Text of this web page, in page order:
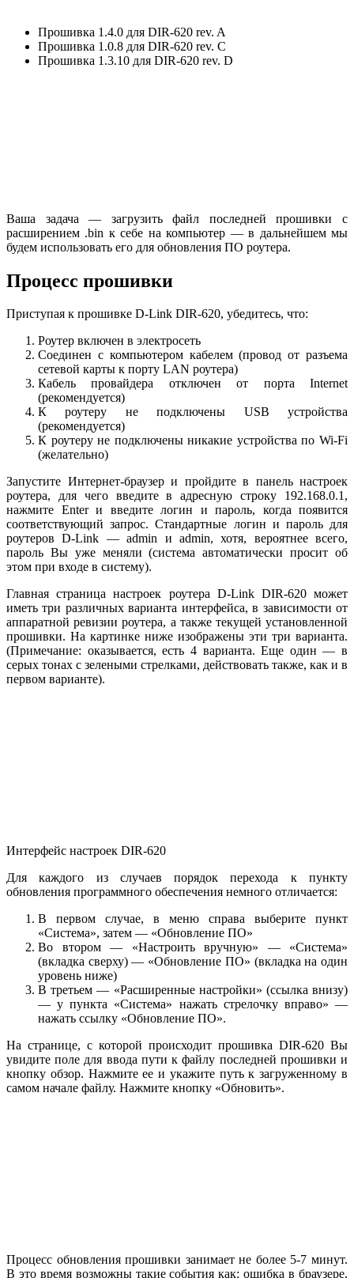
Прошивка 1.4.0 для DIR-620 rev. A
Прошивка 1.0.8 для DIR-620 rev. C
Прошивка 1.3.10 для DIR-620 rev. D
Ваша задача — загрузить файл последней прошивки с
расширением .bin к себе на компьютер — в дальнейшем мы
будем использовать его для обновления ПО роутера.
Процесс прошивки
Приступая к прошивке D-Link DIR-620, убедитесь, что:
Роутер включен в электросеть
Соединен с компьютером кабелем (провод от разъема
сетевой карты к порту LAN роутера)
Кабель провайдера отключен от порта Internet
(рекомендуется)
К роутеру не подключены USB устройства
(рекомендуется)
К роутеру не подключены никакие устройства по Wi-Fi
(желательно)
Запустите Интернет-браузер и пройдите в панель настроек
роутера, для чего введите в адресную строку 192.168.0.1,
нажмите Enter и введите логин и пароль, когда появится
соответствующий запрос. Стандартные логин и пароль для
роутеров D-Link — admin и admin, хотя, вероятнее всего,
пароль Вы уже меняли (система автоматически просит об
этом при входе в систему).
Главная страница настроек роутера D-Link DIR-620 может
иметь три различных варианта интерфейса, в зависимости от
аппаратной ревизии роутера, а также текущей установленной
прошивки. На картинке ниже изображены эти три варианта.
(Примечание: оказывается, есть 4 варианта. Еще один — в
серых тонах с зелеными стрелками, действовать также, как и в
первом варианте).
Интерфейс настроек DIR-620
Для каждого из случаев порядок перехода к пункту
обновления программного обеспечения немного отличается:
В первом случае, в меню справа выберите пункт
«Система», затем — «Обновление ПО»
Во втором — «Настроить вручную» — «Система»
(вкладка сверху) — «Обновление ПО» (вкладка на один
уровень ниже)
В третьем — «Расширенные настройки» (ссылка внизу)
— у пункта «Система» нажать стрелочку вправо» —
нажать ссылку «Обновление ПО».
На странице, с которой происходит прошивка DIR-620 Вы
увидите поле для ввода пути к файлу последней прошивки и
кнопку обзор. Нажмите ее и укажите путь к загруженному в
самом начале файлу. Нажмите кнопку «Обновить».
Процесс обновления прошивки занимает не более 5-7 минут.
В это время возможны такие события как: ошибка в браузере,